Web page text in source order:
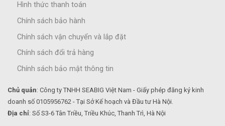
Hình thức thanh toán
Chính sách bảo hành
Chính sách vận chuyển và lắp đặt
Chính sách đổi trả hàng
Chính sách bảo mật thông tin
Chủ quản: Công ty TNHH SEABIG Việt Nam - Giấy phép đăng ký kinh
doanh số 0105956762 - Tại Sở Kế hoạch và Đầu tư Hà Nội.
Địa chỉ: Số S3-6 Tân Triều, Triều Khúc, Thanh Trì, Hà Nội